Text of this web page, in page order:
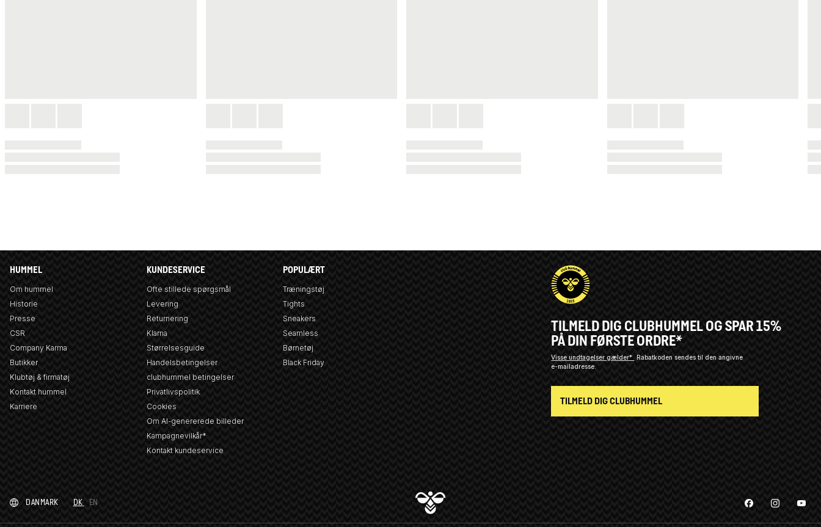
HUMMEL
Om hummel
Historie
Presse
CSR
Company Karma
Butikker
Klubtøj & firmatøj
Kontakt hummel
Karriere
KUNDESERVICE
Ofte stillede spørgsmål
Levering
Returnering
Klarna
Størrelsesguide
Handelsbetingelser
clubhummel betingelser
Privatlivspolitik
Cookies
Om AI-genererede billeder
Kampagnevilkår*
Kontakt kundeservice
POPULÆRT
Træningstøj
Tights
Sneakers
Seamless
Børnetøj
Black Friday
TILMELD DIG CLUBHUMMEL OG SPAR 15%
PÅ DIN FØRSTE ORDRE*
Visse undtagelser gælder* Rabatkoden sendes til den angivne
e-mailadresse.
TILMELD DIG CLUBHUMMEL
DANMARK DK EN